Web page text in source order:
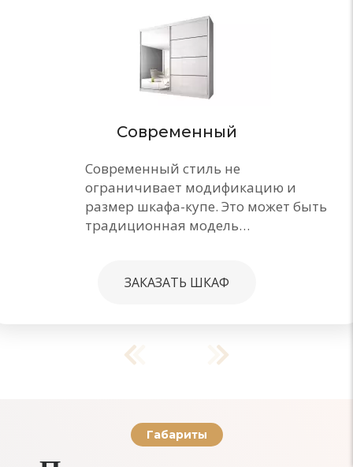
Современный
Современный стиль не
ограничивает модификацию и
размер шкафа-купе. Это может быть
традиционная модель…
ЗАКАЗАТЬ ШКАФ
Габариты